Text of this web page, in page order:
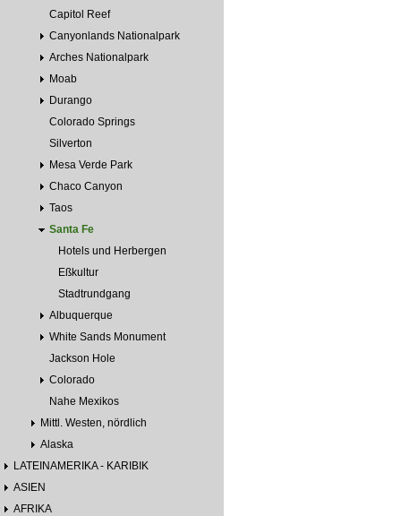
Capitol Reef
Canyonlands Nationalpark
Arches Nationalpark
Moab
Durango
Colorado Springs
Silverton
Mesa Verde Park
Chaco Canyon
Taos
Santa Fe
Hotels und Herbergen
Eßkultur
Stadtrundgang
Albuquerque
White Sands Monument
Jackson Hole
Colorado
Nahe Mexikos
Mittl. Westen, nördlich
Alaska
LATEINAMERIKA - KARIBIK
ASIEN
AFRIKA